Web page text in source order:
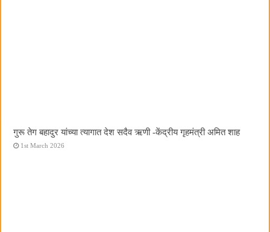
गुरू तेग बहादुर यांच्या त्यागात देश सदैव ऋणी -केंद्रीय गृहमंत्री अमित शाह
1st March 2026